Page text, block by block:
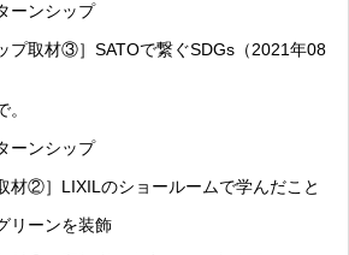
ーンシップ
プ取材③］SATOで繋ぐSDGs（2021年08
ーンシップ
材②］LIXILのショールームで学んだこと
リーンを装飾